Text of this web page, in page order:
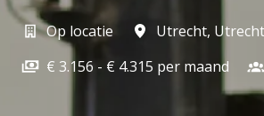
Op locatie Utrecht, Utrecht
€ 3.156 - € 4.315 per maand